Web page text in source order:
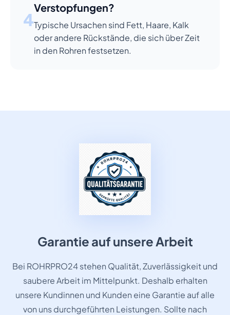
4
Verstopfungen?
Typische Ursachen sind Fett, Haare, Kalk
oder andere Rückstände, die sich über Zeit
in den Rohren festsetzen.
Garantie auf unsere Arbeit
Bei ROHRPRO24 stehen Qualität, Zuverlässigkeit und
saubere Arbeit im Mittelpunkt. Deshalb erhalten
unsere Kundinnen und Kunden eine Garantie auf alle
von uns durchgeführten Leistungen. Sollte nach